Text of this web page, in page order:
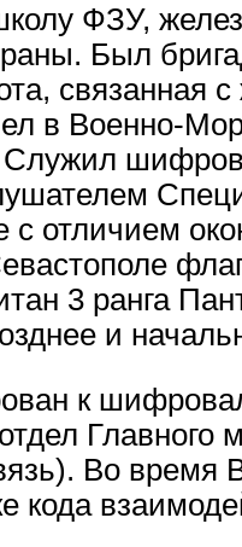
ФЗУ,
Был
связанная с
в Военно-
отличием
3 ранга
и
к
Главного
Во время
кода